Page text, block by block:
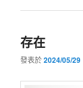
存在
發表於2024/05/29